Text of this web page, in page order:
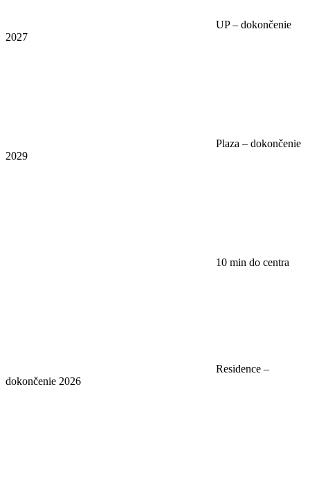
UP – dokončenie
2027
Plaza – dokončenie
2029
10 min do centra
Residence –
dokončenie 2026